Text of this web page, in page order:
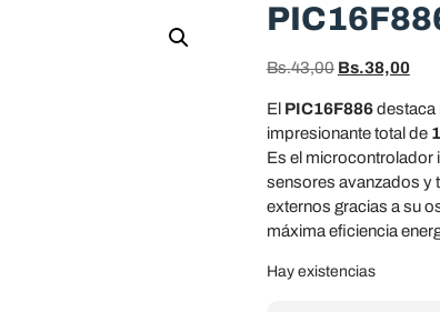
Bs.43,00 Bs.38,00
El PIC16F886destaca
impresionante total de
Es el microcontrolador
sensores avanzados y
externos gracias a su
máxima eficiencia
Hay existencias